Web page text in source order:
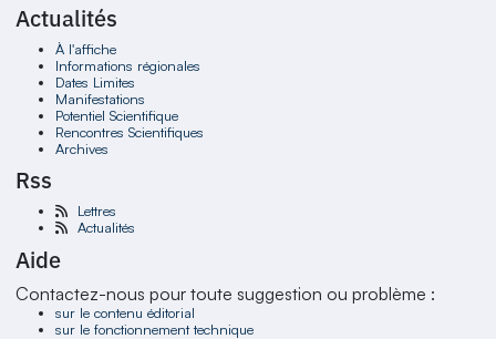
Actualités
À l'affiche
Informations régionales
Dates Limites
Manifestations
Potentiel Scientifique
Rencontres Scientifiques
Archives
Rss
Lettres
Actualités
Aide
Contactez-nous pour toute suggestion ou problème :
sur le contenu éditorial
sur le fonctionnement technique